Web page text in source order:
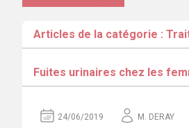
Articles de la catégorie :
Fuites urinaires chez les
24/06/2019 M. DERAY